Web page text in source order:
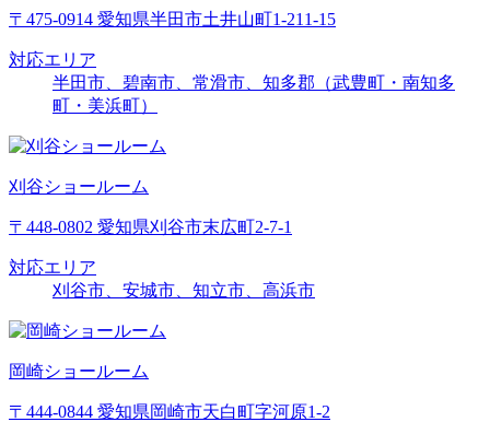
〒475-0914 愛知県半田市土井山町1-211-15
対応エリア
半田市、碧南市、常滑市、知多郡（武豊町・南知多
町・美浜町）
刈谷ショールーム
〒448-0802 愛知県刈谷市末広町2-7-1
対応エリア
刈谷市、安城市、知立市、高浜市
岡崎ショールーム
〒444-0844 愛知県岡崎市天白町字河原1-2